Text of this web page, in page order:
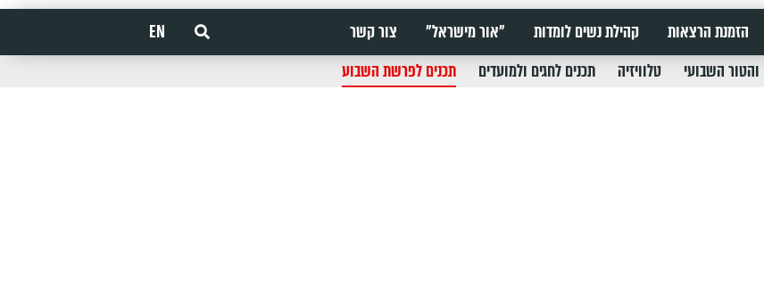
הזמנת הרצאות קהילת נשים לומדות "אור מישראל" צור קשר
EN
והטור השבועי טלוויזיה תכנים לחגים ולמועדים תכנים לפרשת השבוע